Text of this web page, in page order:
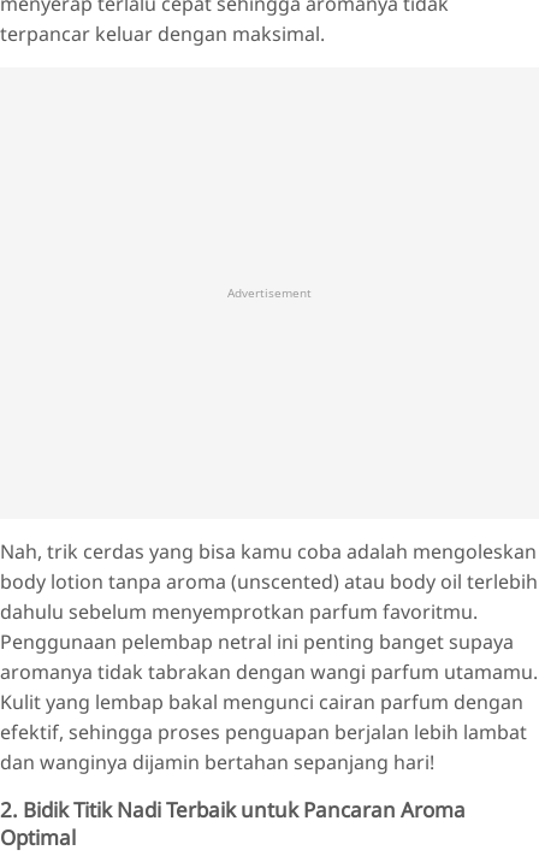
terpancar keluar dengan maksimal.
Advertisement
Nah, trik cerdas yang bisa kamu coba adalah mengoleskan
body lotion tanpa aroma (unscented) atau body oil terlebih
dahulu sebelum menyemprotkan parfum favoritmu.
Penggunaan pelembap netral ini penting banget supaya
aromanya tidak tabrakan dengan wangi parfum utamamu.
Kulit yang lembap bakal mengunci cairan parfum dengan
efektif, sehingga proses penguapan berjalan lebih lambat
dan wanginya dijamin bertahan sepanjang hari!
2. Bidik Titik Nadi Terbaik untuk Pancaran Aroma
Optimal